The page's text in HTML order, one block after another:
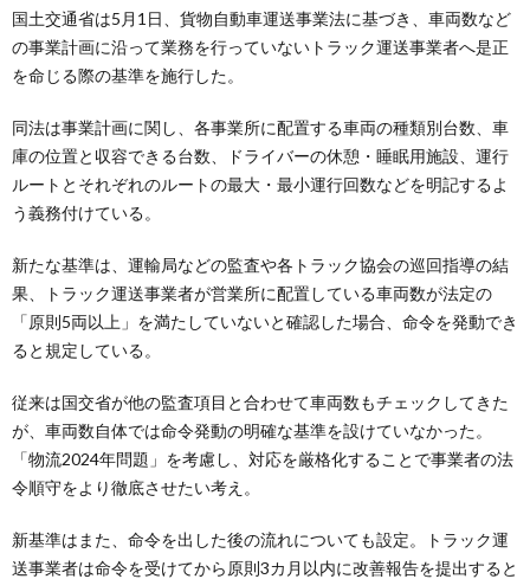
国土交通省は5月1日、貨物自動車運送事業法に基づき、車両数など
の事業計画に沿って業務を行っていないトラック運送事業者へ是正
を命じる際の基準を施行した。
同法は事業計画に関し、各事業所に配置する車両の種類別台数、車
庫の位置と収容できる台数、ドライバーの休憩・睡眠用施設、運行
ルートとそれぞれのルートの最大・最小運行回数などを明記するよ
う義務付けている。
新たな基準は、運輸局などの監査や各トラック協会の巡回指導の結
果、トラック運送事業者が営業所に配置している車両数が法定の
「原則5両以上」を満たしていないと確認した場合、命令を発動でき
ると規定している。
従来は国交省が他の監査項目と合わせて車両数もチェックしてきた
が、車両数自体では命令発動の明確な基準を設けていなかった。
「物流2024年問題」を考慮し、対応を厳格化することで事業者の法
令順守をより徹底させたい考え。
新基準はまた、命令を出した後の流れについても設定。トラック運
送事業者は命令を受けてから原則3カ月以内に改善報告を提出すると